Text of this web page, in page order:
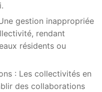
gestion inappropriée
rendant
résidents ou
: Les collectivités en
des collaborations